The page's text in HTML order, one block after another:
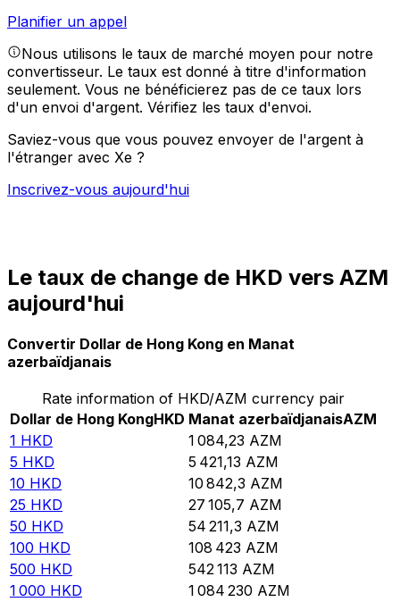
Planifier un appel
Nous utilisons le taux de marché moyen pour notre
convertisseur. Le taux est donné à titre d'information
seulement. Vous ne bénéficierez pas de ce taux lors
d'un envoi d'argent. Vérifiez les taux d'envoi.
Saviez-vous que vous pouvez envoyer de l'argent à
l'étranger avec Xe ?
Inscrivez-vous aujourd'hui
Le taux de change de HKD vers AZM
aujourd'hui
Convertir Dollar de Hong Kong en Manat
azerbaïdjanais
Rate information of HKD/AZM currency pair
Dollar de Hong KongHKD Manat azerbaïdjanaisAZM
1 HKD 1 084,23 AZM
5 HKD 5 421,13 AZM
10 HKD 10 842,3 AZM
25 HKD 27 105,7 AZM
50 HKD 54 211,3 AZM
100 HKD 108 423 AZM
500 HKD 542 113 AZM
1 000 HKD 1 084 230 AZM